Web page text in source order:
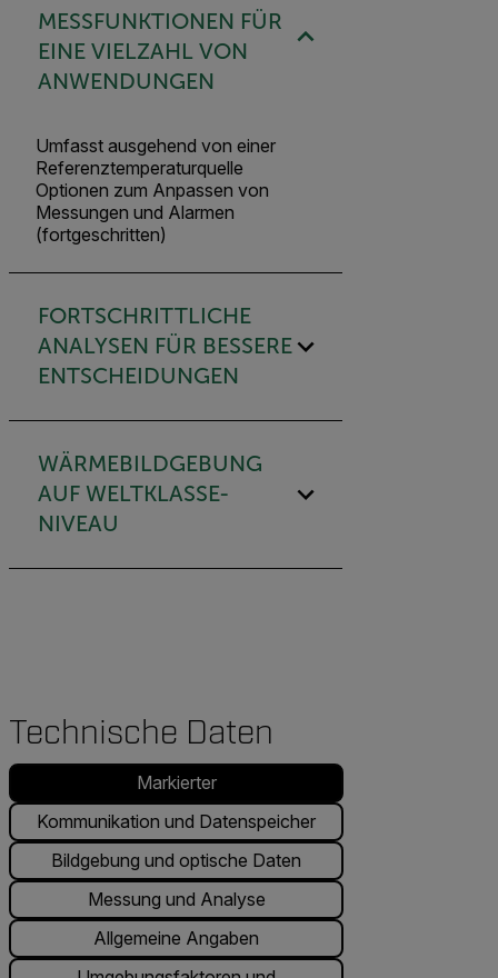
MESSFUNKTIONEN FÜR
EINE VIELZAHL VON
ANWENDUNGEN
Umfasst ausgehend von einer
Referenztemperaturquelle
Optionen zum Anpassen von
Messungen und Alarmen
(fortgeschritten)
FORTSCHRITTLICHE
ANALYSEN FÜR BESSERE
ENTSCHEIDUNGEN
WÄRMEBILDGEBUNG
AUF WELTKLASSE-
NIVEAU
Technische Daten
Markierter
Kommunikation und Datenspeicher
Bildgebung und optische Daten
Messung und Analyse
Allgemeine Angaben